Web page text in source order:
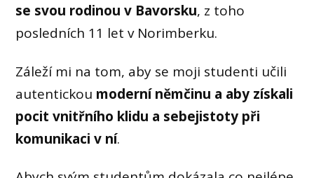
se svou rodinou v Bavorsku, z toho
posledních 11 let v Norimberku.
Záleží mi na tom, aby se moji studenti učili
autentickou moderní němčinu a aby získali
pocit vnitřního klidu a sebejistoty při
komunikaci v ní.